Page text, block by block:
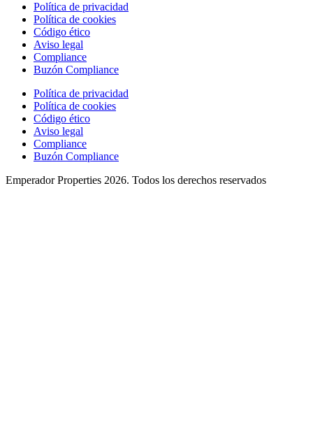
Política de privacidad
Política de cookies
Código ético
Aviso legal
Compliance
Buzón Compliance
Política de privacidad
Política de cookies
Código ético
Aviso legal
Compliance
Buzón Compliance
Emperador Properties 2026. Todos los derechos reservados